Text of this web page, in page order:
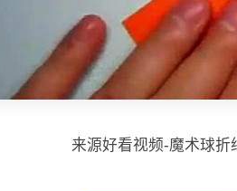
来源好看视频-魔术球折